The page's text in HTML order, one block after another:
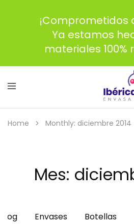
Home Monthly: diciembre 2014
Mes:
Blog Envases Botellas
¡Comprometidos
Ya estamos
materiales 100%